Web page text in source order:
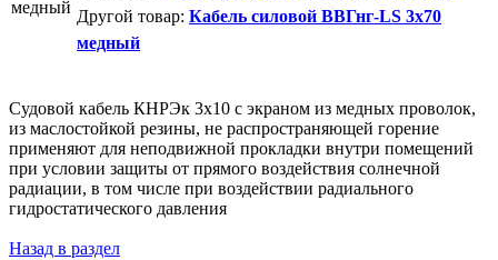
Другой товар: Кабель силовой ВВГнг-LS 3х70
медный
Судовой кабель КНРЭк 3x10 с экраном из медных проволок,
из маслостойкой резины, не распространяющей горение
применяют для неподвижной прокладки внутри помещений
при условии защиты от прямого воздействия солнечной
радиации, в том числе при воздействии радиального
гидростатического давления
Назад в раздел